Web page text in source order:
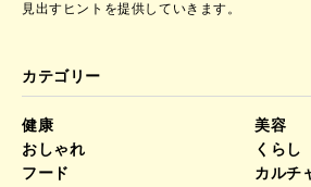
見出すヒントを提供していきます。
カテゴリー
健康
美容
おしゃれ
くらし
フード
カルチ